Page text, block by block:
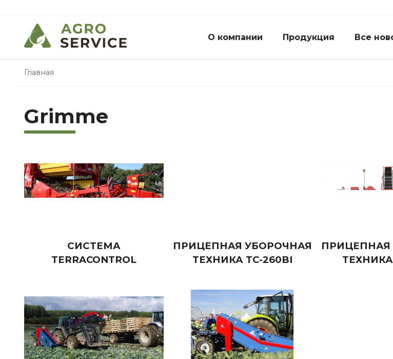
О компании Продукция Все
Главная
Grimme
СИСТЕМА
TERRACONTROL
ПРИЦЕПНАЯ УБОРОЧНАЯ
ТЕХНИКА TC-260BI
ПРИЦЕПНАЯ
ТЕХНИКА